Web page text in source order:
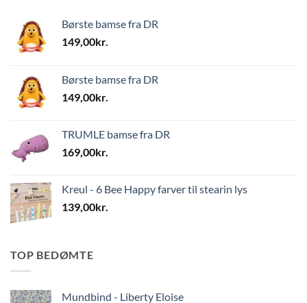
Børste bamse fra DR
149,00kr.
Børste bamse fra DR
149,00kr.
TRUMLE bamse fra DR
169,00kr.
Kreul - 6 Bee Happy farver til stearin lys
139,00kr.
TOP BEDØMTE
Mundbind - Liberty Eloise